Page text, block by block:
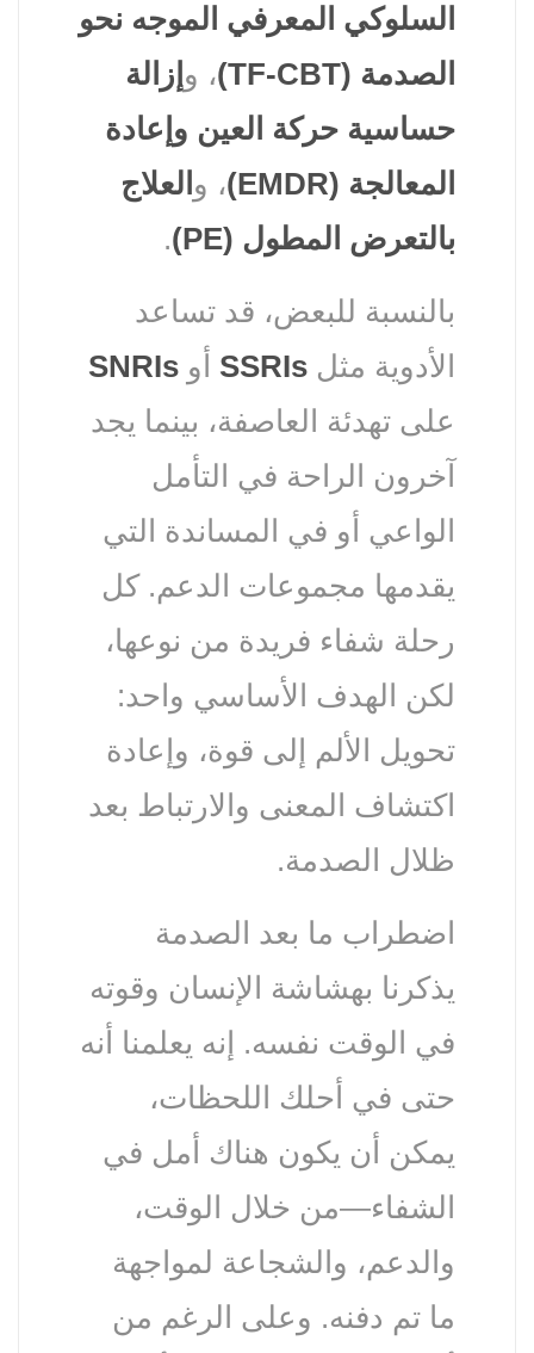
السلوكي المعرفي الموجه نحو
الصدمة (TF-CBT)
، وإزالة
حساسية حركة العين وإعادة
المعالجة (EMDR)
، و العلاج
بالتعرض المطول (PE)
.
بالنسبة للبعض، قد تساعد
الأدوية مثل SSRIs أو SNRIs
على تهدئة العاصفة، بينما يجد
آخرون الراحة في التأمل
الواعي أو في المساندة التي
يقدمها مجموعات الدعم. كل
رحلة شفاء فريدة من نوعها،
لكن الهدف الأساسي واحد:
تحويل الألم إلى قوة، وإعادة
اكتشاف المعنى والارتباط بعد
ظلال الصدمة.
اضطراب ما بعد الصدمة
يذكرنا بهشاشة الإنسان وقوته
في الوقت نفسه. إنه يعلمنا أنه
حتى في أحلك اللحظات،
يمكن أن يكون هناك أمل في
الشفاء—من خلال الوقت،
والدعم، والشجاعة لمواجهة
ما تم دفنه. وعلى الرغم من